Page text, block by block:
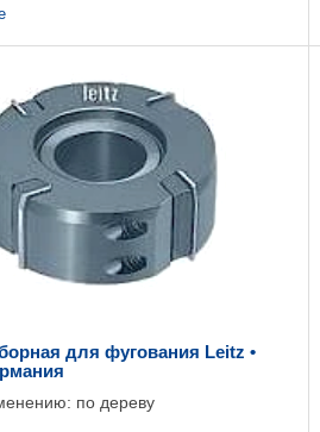
для фугования Leitz •
по дереву